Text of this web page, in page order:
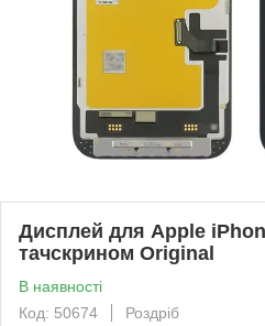
Дисплей для Apple
тачскрином Original
В наявності
Код: 50674
Роздріб